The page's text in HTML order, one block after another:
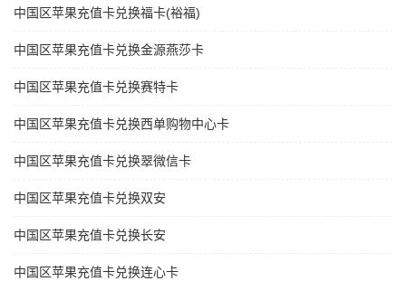
中国区苹果充值卡兑换福卡(裕福)
中国区苹果充值卡兑换金源燕莎卡
中国区苹果充值卡兑换赛特卡
中国区苹果充值卡兑换西单购物中心卡
中国区苹果充值卡兑换翠微信卡
中国区苹果充值卡兑换双安
中国区苹果充值卡兑换长安
中国区苹果充值卡兑换连心卡